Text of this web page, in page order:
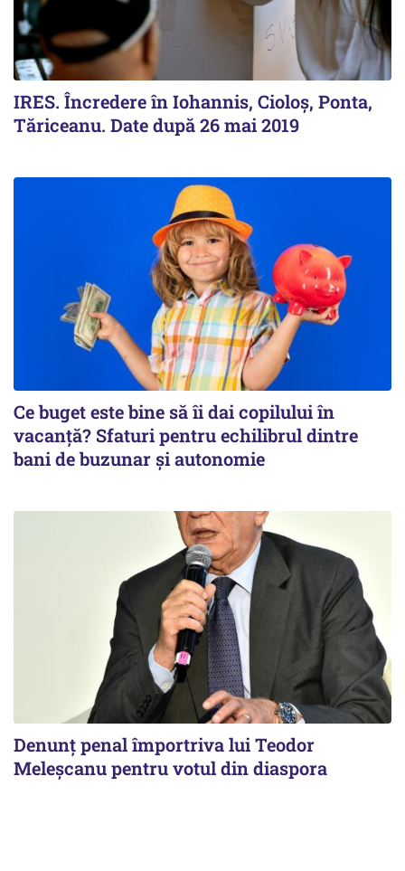
IRES. Încredere în Iohannis, Cioloș, Ponta,
Tăriceanu. Date după 26 mai 2019
Ce buget este bine să îi dai copilului în
vacanță? Sfaturi pentru echilibrul dintre
bani de buzunar și autonomie
Denunț penal împortriva lui Teodor
Meleșcanu pentru votul din diaspora